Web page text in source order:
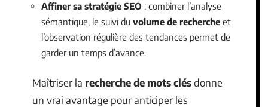
Affiner sa stratégie SEO : combiner l’analyse
sémantique, le suivi du volume de recherche et
l’observation régulière des tendances permet de
garder un temps d’avance.
Maîtriser la recherche de mots clésdonne
un vrai avantage pour anticiper les